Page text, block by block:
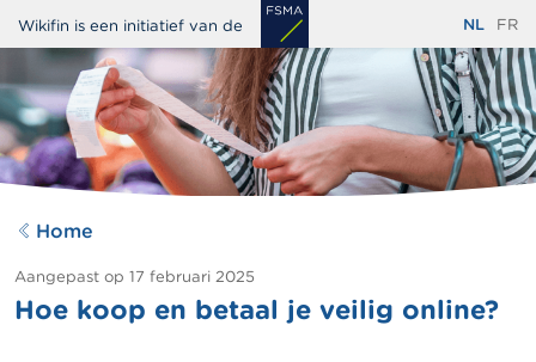
Overslaan
en
de
inhoud
gaan
Wikifin is een initiatief van de NL FR
Home
Aangepast op 17 februari 2025
Hoe koop en betaal je veilig online?